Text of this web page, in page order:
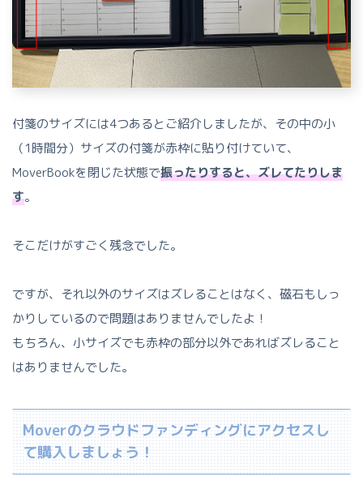
付箋のサイズには4つあるとご紹介しましたが、その中の小
（1時間分）サイズの付箋が赤枠に貼り付けていて、
MoverBookを閉じた状態で振ったりすると、ズレてたりしま
す。
そこだけがすごく残念でした。
ですが、それ以外のサイズはズレることはなく、磁石もしっ
かりしているので問題はありませんでしたよ！
もちろん、小サイズでも赤枠の部分以外であればズレること
はありませんでした。
Moverのクラウドファンディングにアクセスし
て購入しましょう！